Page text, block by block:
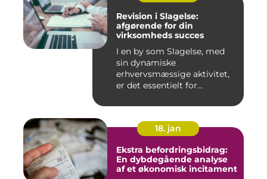
Revision i Slagelse:
afgørende for din
virksomheds succes
I en by som Slagelse, med
sin dynamiske
erhvervsmæssige aktivitet,
er det essentielt for
18. jan
Ekstra befordringsbidrag:
En dybdegående analyse
af et økonomisk incitament